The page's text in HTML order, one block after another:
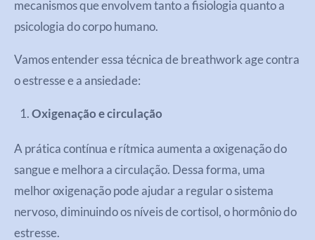
mecanismos que envolvem tanto a fisiologia quanto a
psicologia do corpo humano.
Vamos entender essa técnica de breathwork age contra
o estresse e a ansiedade:
Oxigenação e circulação
A prática contínua e rítmica aumenta a oxigenação do
sangue e melhora a circulação. Dessa forma, uma
melhor oxigenação pode ajudar a regular o sistema
nervoso, diminuindo os níveis de cortisol, o hormônio do
estresse.